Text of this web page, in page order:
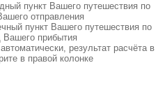
пункт Вашего путешествия по
отправления
пункт Вашего путешествия по
Вашего прибытия
результат расчёта в
в правой колонке